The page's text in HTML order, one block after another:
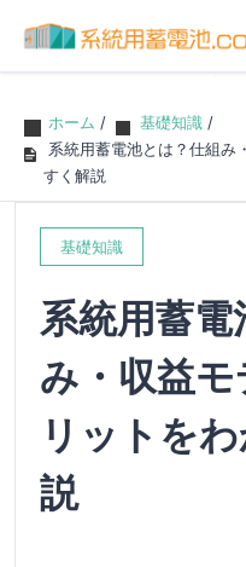
ホーム / 基礎知識 /
系統用蓄電池とは？仕組み
すく解説
基礎知識
系統用蓄電
み・収益
リットを
説